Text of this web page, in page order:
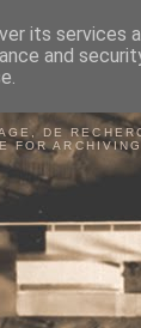
DE
FOR
its services
and